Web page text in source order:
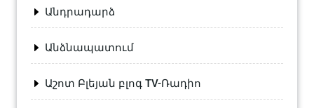
Անդրադարձ
Անձնապատում
Աշոտ Բլեյան բլոգ TV-Ռադիո